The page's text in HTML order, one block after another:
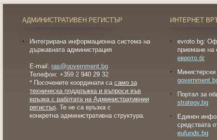
АДМИНИСТРАТИВЕН РЕГИСТЪР
Интегрирана информационна система на
държавната администрация
E-mail: ras@government.bg
Телефон: +359 2 940 29 32
* Посочените координати са само за
техническа поддръжка и въпроси във
връзка с работата на Административния
регистър. Те не са връзка с
конкретна административна структура.
ИНТЕРНЕТ
evroto.bg:
приемане на
еврото.бг
Портал за
strategy.bg
Eдинен
средствата
eufunds.bg